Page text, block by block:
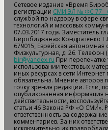
Сетевое издание «Время
регистрации СМИ ЭЛ № ФС 77 -
службой по надзору в сфере
технологий и массовых
07.03.2017 года. Заместитель
Биробиджана»: Кондратенко
679015, Еврейская
Физкультурная, д. 26. Телефон
bir@yandex.ru При
использовании текстовых
иных ресурсах в сети
обязательна. Мнение авторов
точку зрения редакции. Если,
опубликованная информация
действительности,
статьи 46 Закона РФ «О СМИ».
ответственность за
комментариев. За них